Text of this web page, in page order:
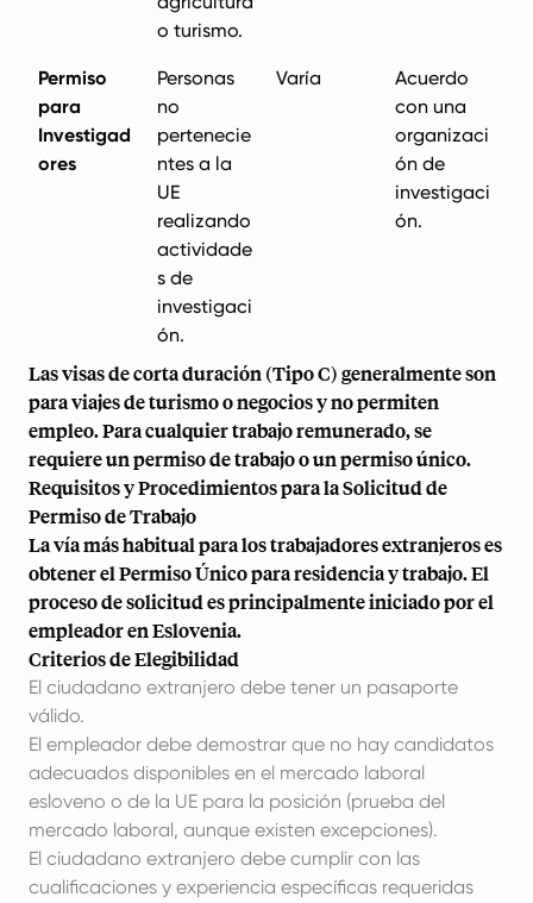
o turismo.
Permiso
para
Investigad
ores
Personas
no
pertenecie
ntes a la
UE
realizando
actividade
s de
investigaci
ón.
Varía
Acuerdo
con una
organizaci
ón de
investigaci
ón.
Las visas de corta duración (Tipo C) generalmente son
para viajes de turismo o negocios y no permiten
empleo. Para cualquier trabajo remunerado, se
requiere un permiso de trabajo o un permiso único.
Requisitos y Procedimientos para la Solicitud de
Permiso de Trabajo
La vía más habitual para los trabajadores extranjeros es
obtener el Permiso Único para residencia y trabajo. El
proceso de solicitud es principalmente iniciado por el
empleador en Eslovenia.
Criterios de Elegibilidad
El ciudadano extranjero debe tener un pasaporte
válido.
El empleador debe demostrar que no hay candidatos
adecuados disponibles en el mercado laboral
esloveno o de la UE para la posición (prueba del
mercado laboral, aunque existen excepciones).
El ciudadano extranjero debe cumplir con las
cualificaciones y experiencia específicas requeridas